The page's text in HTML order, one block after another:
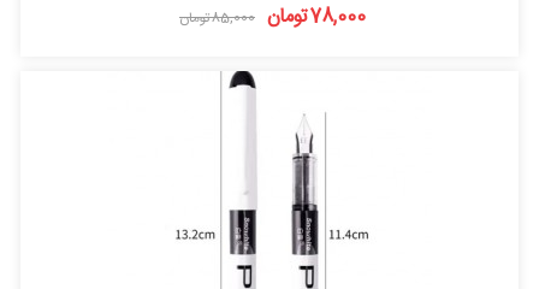
78,000تومان 85,000تومان